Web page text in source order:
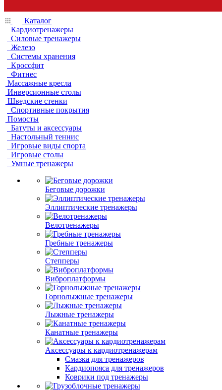
Каталог
Кардиотренажеры
Силовые тренажеры
Железо
Системы хранения
Кроссфит
Фитнес
Массажные кресла
Инверсионные столы
Шведские стенки
Спортивные покрытия
Помосты
Батуты и аксессуары
Настольный теннис
Игровые виды спорта
Игровые столы
Умные тренажеры
Беговые дорожки
Эллиптические тренажеры
Велотренажеры
Гребные тренажеры
Степперы
Виброплатформы
Горнолыжные тренажеры
Лыжные тренажеры
Канатные тренажеры
Аксессуары к кардиотренажерам
Смазка для тренажеров
Кардиопояса для тренажеров
Коврики под тренажеры